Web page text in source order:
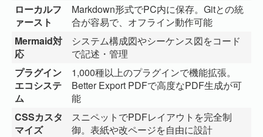
ローカルフ
ァースト
Markdown形式でPC内に保存。Gitとの統
合が容易で、オフライン動作可能
Mermaid対
応
システム構成図やシーケンス図をコード
で記述・管理
プラグイン
エコシステ
ム
1,000種以上のプラグインで機能拡張。
Better Export PDFで高度なPDF生成が可
能
CSSカスタ
マイズ
スニペットでPDFレイアウトを完全制
御。表紙や改ページを自由に設計